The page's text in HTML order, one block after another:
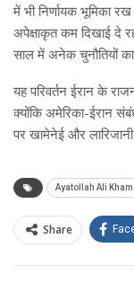
में भी निर्णायक भूमिका
अपेक्षाकृत कम दिखाई दे
साल में अनेक चुनौतियों का
यह परिवर्तन ईरान के
क्योंकि अमेरिका-ईरान
पर खामेनेई और
Ayatollah Ali
Share